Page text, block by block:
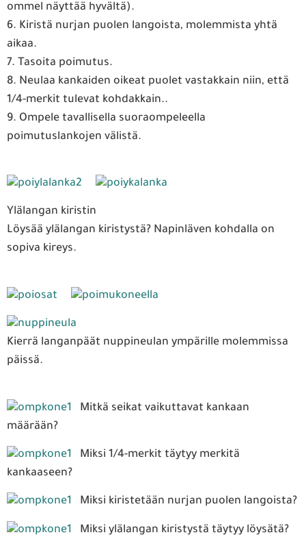
ommel näyttää hyvältä).
6. Kiristä nurjan puolen langoista, molemmista yhtä
aikaa.
7. Tasoita poimutus.
8. Neulaa kankaiden oikeat puolet vastakkain niin, että
1/4-merkit tulevat kohdakkain..
9. Ompele tavallisella suoraompeleella
poimutuslankojen välistä.
Ylälangan kiristin
Löysää ylälangan kiristystä? Napinläven kohdalla on
sopiva kireys.
Kierrä langanpäät nuppineulan ympärille molemmissa
päissä.
Mitkä seikat vaikuttavat kankaan
määrään?
Miksi 1/4-merkit täytyy merkitä
kankaaseen?
Miksi kiristetään nurjan puolen langoista?
Miksi ylälangan kiristystä täytyy löysätä?